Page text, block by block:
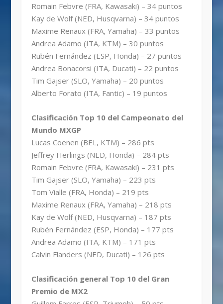
Romain Febvre (FRA, Kawasaki) – 34 puntos
Kay de Wolf (NED, Husqvarna) – 34 puntos
Maxime Renaux (FRA, Yamaha) – 33 puntos
Andrea Adamo (ITA, KTM) – 30 puntos
Rubén Fernández (ESP, Honda) – 27 puntos
Andrea Bonacorsi (ITA, Ducati) – 22 puntos
Tim Gajser (SLO, Yamaha) – 20 puntos
Alberto Forato (ITA, Fantic) – 19 puntos
Clasificación Top 10 del Campeonato del
Mundo MXGP
Lucas Coenen (BEL, KTM) – 286 pts
Jeffrey Herlings (NED, Honda) – 284 pts
Romain Febvre (FRA, Kawasaki) – 231 pts
Tim Gajser (SLO, Yamaha) – 223 pts
Tom Vialle (FRA, Honda) – 219 pts
Maxime Renaux (FRA, Yamaha) – 218 pts
Kay de Wolf (NED, Husqvarna) – 187 pts
Rubén Fernández (ESP, Honda) – 177 pts
Andrea Adamo (ITA, KTM) – 171 pts
Calvin Flanders (NED, Ducati) – 126 pts
Clasificación general Top 10 del Gran
Premio de MX2